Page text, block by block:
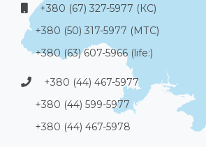
+380 (67) 327-5977 (КС)
+380 (50) 317-5977 (МТС)
+380 (63) 607-5966 (life:)
+380 (44) 467-5977
+380 (44) 599-5977
+380 (44) 467-5978